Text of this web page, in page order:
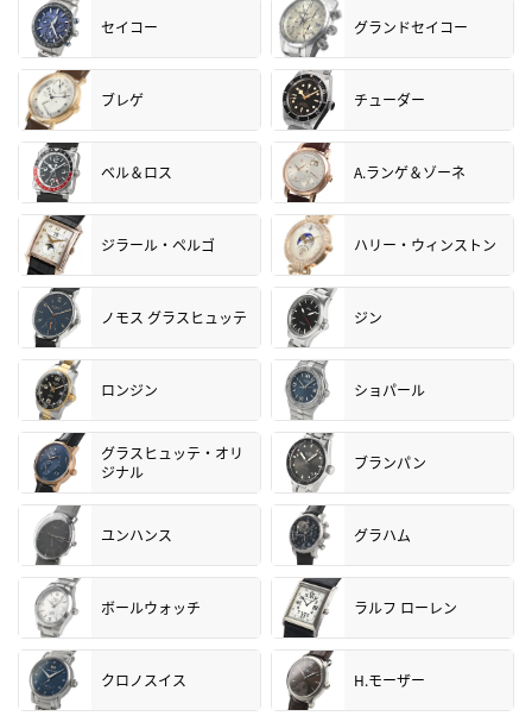
セイコー グランドセイコー
ブレゲ チューダー
ベル＆ロス A.ランゲ＆ゾーネ
ジラール・ペルゴ ハリー・ウィンストン
ノモス グラスヒュッテ ジン
ロンジン ショパール
グラスヒュッテ・オリ
ジナル
ブランパン
ユンハンス グラハム
ボールウォッチ ラルフ ローレン
クロノスイス H.モーザー